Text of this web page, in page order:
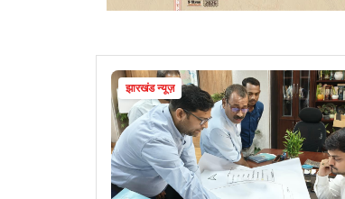
झारखंड न्यूज़